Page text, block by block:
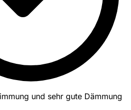
und sehr gute Dämmung